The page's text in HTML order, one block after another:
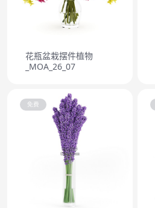
花瓶盆栽摆件植物
_MOA_26_07
免费